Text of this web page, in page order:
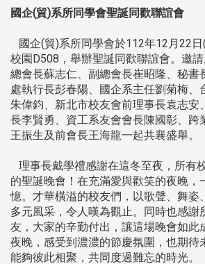
國企(貿)系所同學會聖誕同歡聯誼會
國企(貿)系所同學會於112年12月22
校園D508，舉辦聖誕同歡聯誼會。邀
總會長蘇志仁、副總會長崔昭隆、秘書
處執行長彭春陽、國企系主任劉菊梅、
朱偉鈞、新北市校友會前理事長袁志安
長李賢勇、資工系友會會長陳國彰、跨
王振生及前會長王海龍一起共襄盛舉。
理事長戴學禮感謝在這冬至夜，所有
的聖誕晚會！在充滿愛與歡笑的夜晚，
憶。才華橫溢的校友們，以歌聲、舞姿
多元風采，令人嘆為觀止。同時也感謝
友，大家的辛勤付出，讓這場晚會如此
夜晚，感受到濃濃的節慶氛圍，也期待
能夠彼此相聚，共同度過難忘的時光。